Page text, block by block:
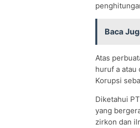
Baca
Atas
huruf a atau
Korupsi
Diketahui
yang
zirkon dan